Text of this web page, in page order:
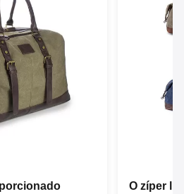
O zíper